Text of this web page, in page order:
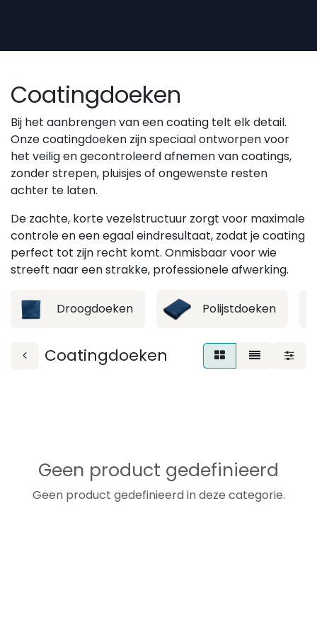
Coatingdoeken
Bij het aanbrengen van een coating telt elk detail.
Onze coatingdoeken zijn speciaal ontworpen voor
het veilig en gecontroleerd afnemen van coatings,
zonder strepen, pluisjes of ongewenste resten
achter te laten.
De zachte, korte vezelstructuur zorgt voor maximale
controle en een egaal eindresultaat, zodat je coating
perfect tot zijn recht komt. Onmisbaar voor wie
streeft naar een strakke, professionele afwerking.
Droogdoeken Polijstdoeken
Coatingdoeken
Geen product gedefinieerd
Geen product gedefinieerd in deze categorie.